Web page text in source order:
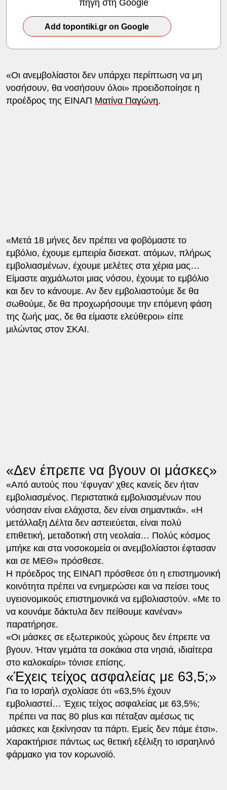
πηγή στη Google
Add topontiki.gr on Google
«Οι ανεμβολίαστοι δεν υπάρχει περίπτωση να μη
νοσήσουν, θα νοσήσουν όλοι» προειδοποίησε η
προέδρος της ΕΙΝΑΠ Ματίνα Παγώνη.
«Μετά 18 μήνες δεν πρέπει να φοβόμαστε το
εμβόλιο, έχουμε εμπειρία δισεκατ. ατόμων, πλήρως
εμβολιασμένων, έχουμε μελέτες στα χέρια μας…
Είμαστε αιχμάλωτοι μιας νόσου, έχουμε το εμβόλιο
και δεν το κάνουμε. Αν δεν εμβολιαστούμε δε θα
σωθούμε, δε θα προχωρήσουμε την επόμενη φάση
της ζωής μας, δε θα είμαστε ελεύθεροι» είπε
μιλώντας στον ΣΚΑΙ.
«Δεν έπρεπε να βγουν οι μάσκες»
«Από αυτούς που ‘έφυγαν’ χθες κανείς δεν ήταν
εμβολιασμένος. Περιστατικά εμβολιασμένων που
νόσησαν είναι ελάχιστα, δεν είναι σημαντικά». «Η
μετάλλαξη Δέλτα δεν αστειεύεται, είναι πολύ
επιθετική, μεταδοτική στη νεολαία… Πολύς κόσμος
μπήκε και στα νοσοκομεία οι ανεμβολίαστοι έφτασαν
και σε ΜΕΘ» πρόσθεσε.
Η πρόεδρος της ΕΙΝΑΠ πρόσθεσε ότι η επιστημονική
κοινότητα πρέπει να ενημερώσει και να πείσει τους
υγειονομικούς επιστημονικά να εμβολιαστούν. «Με το
να κουνάμε δάκτυλα δεν πείθουμε κανέναν»
παρατήρησε.
«Οι μάσκες σε εξωτερικούς χώρους δεν έπρεπε να
βγουν. Ήταν γεμάτα τα σοκάκια στα νησιά, ιδιαίτερα
στο καλοκαίρι» τόνισε επίσης.
«Έχεις τείχος ασφαλείας με 63,5;»
Για το Ισραήλ σχολίασε ότι «63,5% έχουν
εμβολιαστεί… Έχεις τείχος ασφαλείας με 63,5%;
πρέπει να πας 80 plus και πέταξαν αμέσως τις
μάσκες και ξεκίνησαν τα πάρτι. Εμείς δεν πάμε έτσι».
Χαρακτήρισε πάντως ως θετική εξέλιξη το ισραηλινό
φάρμακο για τον κορωνοϊό.